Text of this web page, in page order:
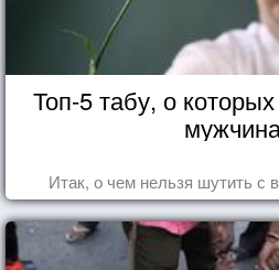
Топ-5 табу, о
Итак, о чем нельзя шутить